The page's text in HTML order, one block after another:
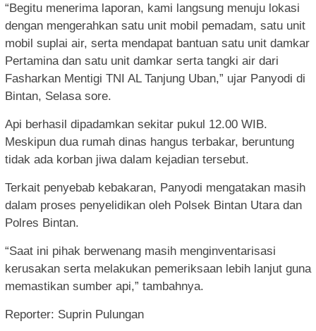
“Begitu menerima laporan, kami langsung menuju lokasi
dengan mengerahkan satu unit mobil pemadam, satu unit
mobil suplai air, serta mendapat bantuan satu unit damkar
Pertamina dan satu unit damkar serta tangki air dari
Fasharkan Mentigi TNI AL Tanjung Uban,” ujar Panyodi di
Bintan, Selasa sore.
Api berhasil dipadamkan sekitar pukul 12.00 WIB.
Meskipun dua rumah dinas hangus terbakar, beruntung
tidak ada korban jiwa dalam kejadian tersebut.
Terkait penyebab kebakaran, Panyodi mengatakan masih
dalam proses penyelidikan oleh Polsek Bintan Utara dan
Polres Bintan.
“Saat ini pihak berwenang masih menginventarisasi
kerusakan serta melakukan pemeriksaan lebih lanjut guna
memastikan sumber api,” tambahnya.
Reporter: Suprin Pulungan